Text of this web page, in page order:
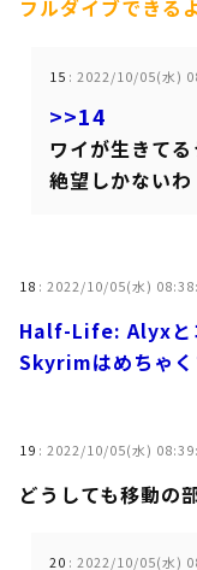
フルダイブできる
15 : 2022/10/05(水)
>>14
ワイが生きて
絶望しかないわ
18 : 2022/10/05(水)
Half-Life: Alyxと
Skyrimはめちゃく
19 : 2022/10/05(水)
どうしても移動の
20 : 2022/10/05(水)